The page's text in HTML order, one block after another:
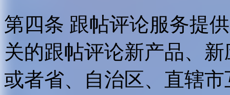
第四条 跟帖评论服务提
关的跟帖评论新产品、
或者省、自治区、直辖